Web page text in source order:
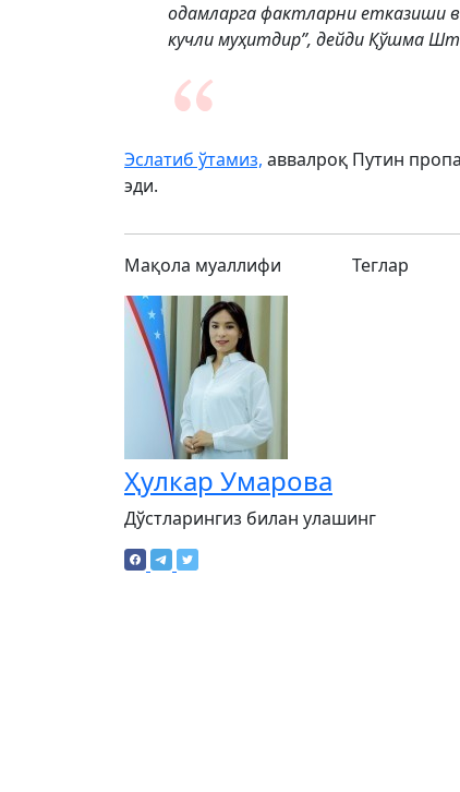
одамларга фактларни етказиши
кучли муҳитдир”, дейди Қўшма
Эслатиб ўтамиз, аввалроқ Путин
эди.
Мақола муаллифи
Ҳулкар Умарова
Теглар
Дўстларингиз билан улашинг